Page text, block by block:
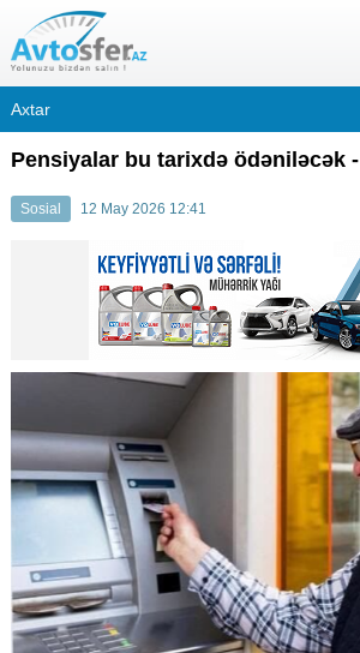
Pensiyalar bu tarixdə ödəniləcək -
Sosial 12 May 2026 12:41